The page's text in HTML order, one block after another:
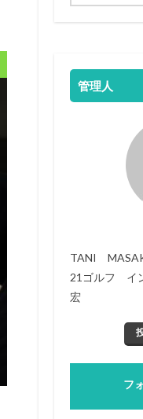
管理人
TANI
21ゴルフ イ
宏
フ